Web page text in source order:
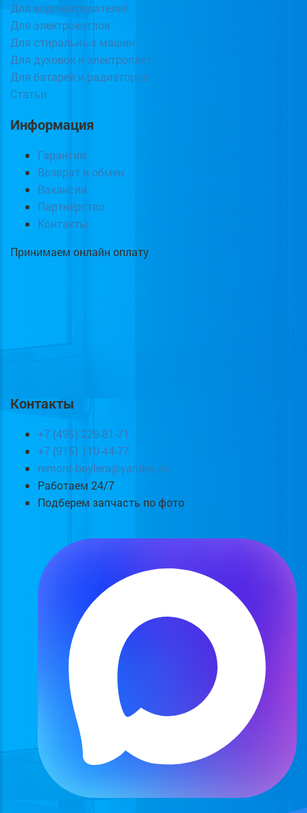
Для водонагревателей
Для электрокотлов
Для стиральных машин
Для духовок и электроплит
Для батарей и радиаторов
Статьи
Информация
Гарантия
Возврат и обмен
Вакансии
Партнёрство
Контакты
Принимаем онлайн оплату
Контакты
+7 (495) 229-81-71
+7 (915) 110-44-77
remont-boylera@yandex.ru
Работаем 24/7
Подберем запчасть по фото